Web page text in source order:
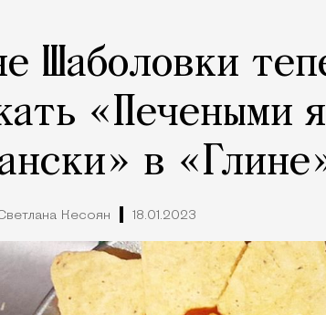
Шаболовки
«Печеными
в
Кесоян 18.01.2023